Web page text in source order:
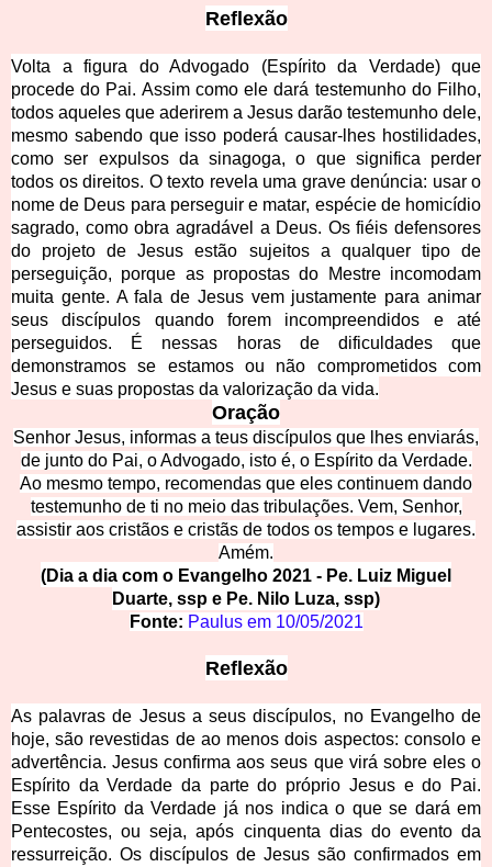
Reflexão
Volta a figura do Advogado (Espírito da Verdade) que
procede do Pai. Assim como ele dará testemunho do Filho,
todos aqueles que aderirem a Jesus darão testemunho dele,
mesmo sabendo que isso poderá causar-lhes hostilidades,
como ser expulsos da sinagoga, o que significa perder
todos os direitos. O texto revela uma grave denúncia: usar o
nome de Deus para perseguir e matar, espécie de homicídio
sagrado, como obra agradável a Deus. Os fiéis defensores
do projeto de Jesus estão sujeitos a qualquer tipo de
perseguição, porque as propostas do Mestre incomodam
muita gente. A fala de Jesus vem justamente para animar
seus discípulos quando forem incompreendidos e até
perseguidos. É nessas horas de dificuldades que
demonstramos se estamos ou não comprometidos com
Jesus e suas propostas da valorização da vida.
Oração
Senhor Jesus, informas a teus discípulos que lhes enviarás,
de junto do Pai, o Advogado, isto é, o Espírito da Verdade.
Ao mesmo tempo, recomendas que eles continuem dando
testemunho de ti no meio das tribulações. Vem, Senhor,
assistir aos cristãos e cristãs de todos os tempos e lugares.
Amém.
(Dia a dia com o Evangelho 2021 - Pe. Luiz Miguel
Duarte, ssp e Pe. Nilo Luza, ssp)
Fonte: Paulus em 10/05/2021
Reflexão
As palavras de Jesus a seus discípulos, no Evangelho de
hoje, são revestidas de ao menos dois aspectos: consolo e
advertência. Jesus confirma aos seus que virá sobre eles o
Espírito da Verdade da parte do próprio Jesus e do Pai.
Esse Espírito da Verdade já nos indica o que se dará em
Pentecostes, ou seja, após cinquenta dias do evento da
ressurreição. Os discípulos de Jesus são confirmados em